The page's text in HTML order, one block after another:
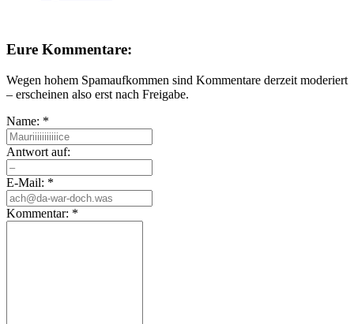
Eure Kommentare:
Wegen hohem Spamaufkommen sind Kommentare derzeit moderiert
– erscheinen also erst nach Freigabe.
Name: *
Antwort auf:
E-Mail: *
Kommentar: *